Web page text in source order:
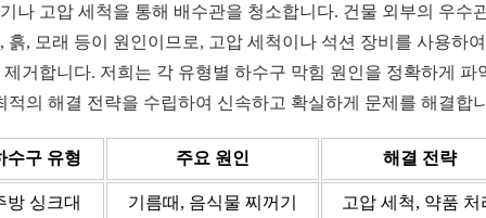
나 고압 세척을 통해 배수관을 청소합니다. 건물 외부의 우수
흙, 모래 등이 원인이므로, 고압 세척이나 석션 장비를 사용하
제거합니다. 저희는 각 유형별 하수구 막힘 원인을 정확하게 파
적의 해결 전략을 수립하여 신속하고 확실하게 문제를 해결합
수구 유형 주요 원인 해결 전략
방 싱크대 기름때, 음식물 찌꺼기 고압 세척, 약품 처